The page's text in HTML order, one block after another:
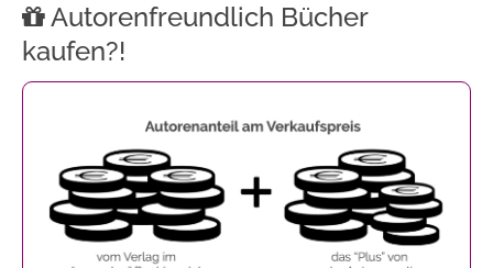
Autorenfreundlich Bücher
kaufen?!